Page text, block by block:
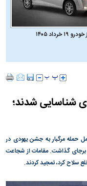
خرداد ۱۴۰۵
شناسایی شدند؛
حمله مرگبار به جشن یهودی در
کشته و ده‌ها زخمی برجای گذاشت. مقامات از شجاعت
سلاح کرد، تمجید کردند.